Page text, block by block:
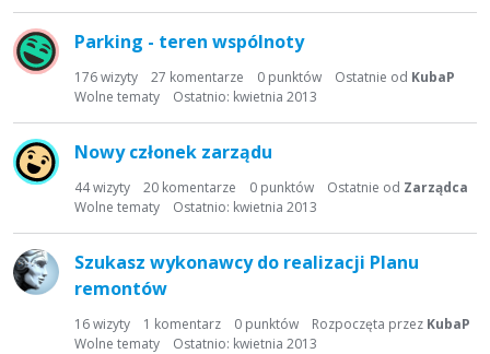
y
j
n
Parking - teren wspólnoty
176wizyty 27 komentarze 0 punktów Ostatnie od KubaP
Ostatnio: kwietnia 2013
Wolne tematy
Nowy członek zarządu
44wizyty 20 komentarze 0 punktów Ostatnie od Zarządca
Ostatnio: kwietnia 2013
Wolne tematy
Szukasz wykonawcy do realizacji Planu
remontów
16wizyty 1 komentarz 0 punktów Rozpoczęta przez KubaP
Ostatnio: kwietnia 2013
Wolne tematy